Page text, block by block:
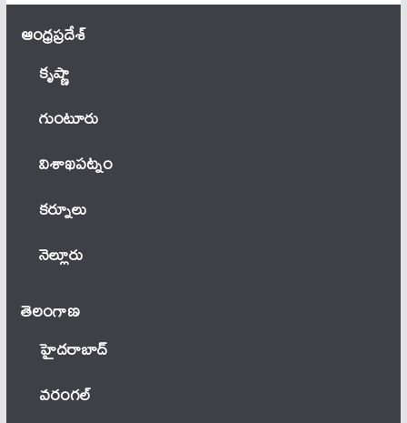
ఆంధ్ర‌ప్ర‌దేశ్
కృష్ణా
గుంటూరు
విశాఖపట్నం
కర్నూలు
నెల్లూరు
తెలంగాణ‌
హైదరాబాద్
వ‌రంగ‌ల్